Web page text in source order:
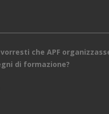
che APF
di formazione?